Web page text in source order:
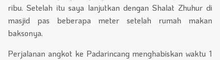
ribu. Setelah itu saya lanjutkan dengan Shalat Zhuhur di
masjid pas beberapa meter setelah rumah makan
baksonya.
Perjalanan angkot ke Padarincang menghabiskan waktu 1